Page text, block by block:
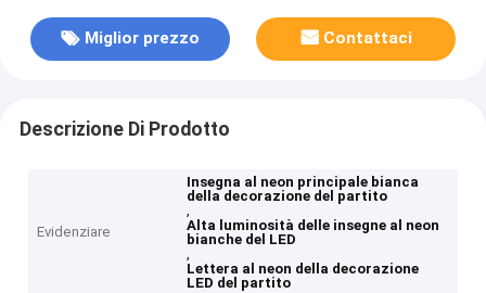
Miglior prezzo Contattaci
Descrizione Di Prodotto
Evidenziare
Insegna al neon principale bianca
della decorazione del partito
,
Alta luminosità delle insegne al neon
bianche del LED
,
Lettera al neon della decorazione
LED del partito